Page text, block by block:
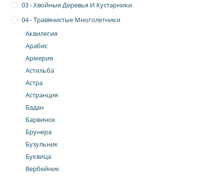
03 - Хвойные Деревья И Кустарники
04 - Травянистые Многолетники
Аквилегия
Арабис
Армерия
Астильба
Астра
Астранция
Бадан
Барвинок
Брунера
Бузульник
Буквица
Вербейник